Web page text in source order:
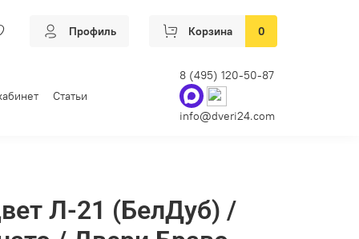
Профиль Корзина 0
Статьи
8 (495) 120-50-87
info@dveri24.com
Л-21 (БелДуб) /